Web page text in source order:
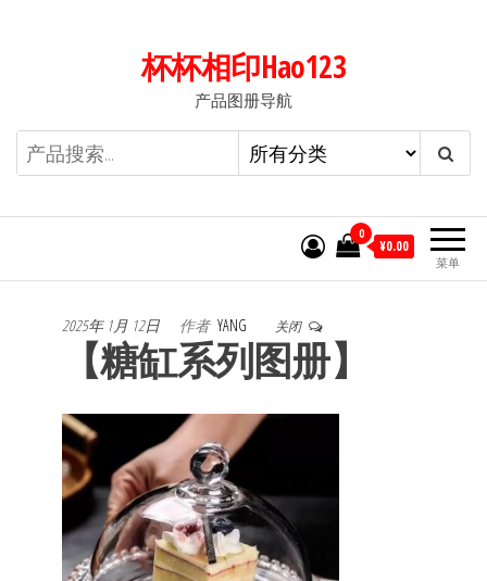
杯杯相印Hao123
产品图册导航
菜单
0
¥0.00
2025年 1月 12日 作者 YANG 关闭
【糖缸系列图册】